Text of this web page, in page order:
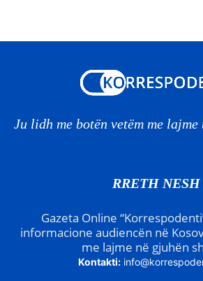
Ju lidh me botën vetëm me
RRETH NESH
Gazeta Online
informacione audiencën në
me lajme në gjuhën
Kontakti: